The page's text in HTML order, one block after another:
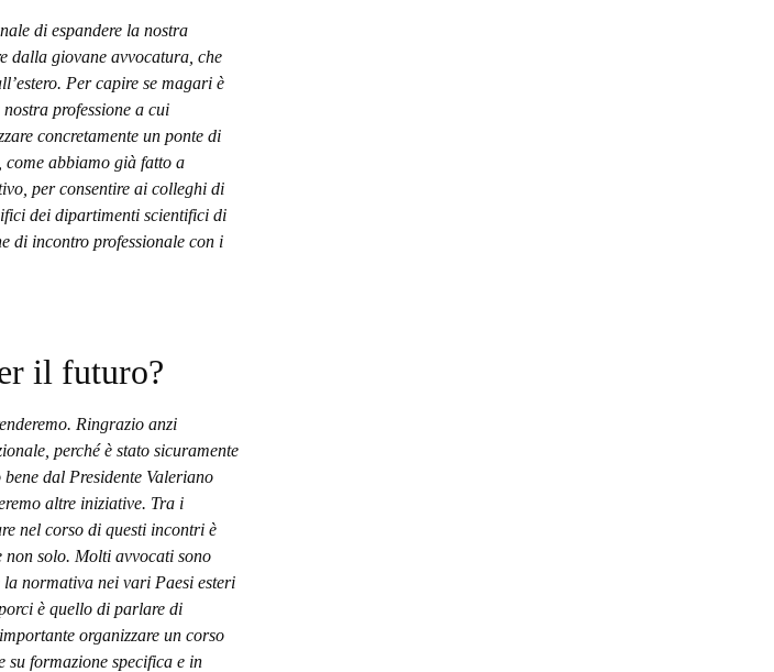
di espandere la nostra
dalla giovane avvocatura, che
Per capire se magari è
professione a cui
concretamente un ponte di
abbiamo già fatto a
per consentire ai colleghi di
dei dipartimenti scientifici di
di incontro professionale con i
il futuro?
Ringrazio anzi
perché è stato sicuramente
dal Presidente Valeriano
altre iniziative. Tra i
nel corso di questi incontri è
non solo. Molti avvocati sono
normativa nei vari Paesi esteri
è quello di parlare di
organizzare un corso
su formazione specifica e in